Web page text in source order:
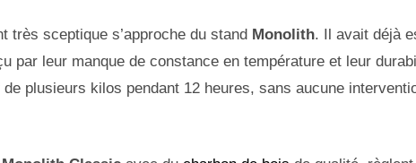
très sceptique s’approche du stand Monolith. Il avait déjà
par leur manque de constance en température et leur
plusieurs kilos pendant 12 heures, sans aucune